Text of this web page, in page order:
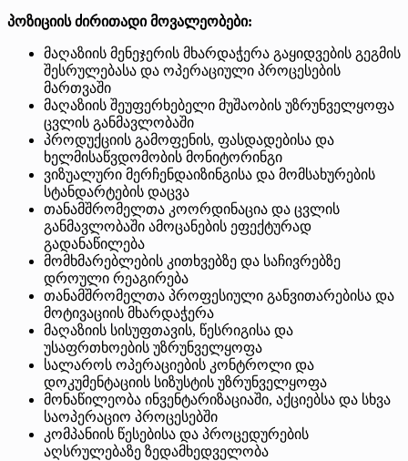
პოზიციის ძირითადი მოვალეობები:
მაღაზიის მენეჯერის მხარდაჭერა გაყიდვების გეგმის
შესრულებასა და ოპერაციული პროცესების
მართვაში
მაღაზიის შეუფერხებელი მუშაობის უზრუნველყოფა
ცვლის განმავლობაში
პროდუქციის გამოფენის, ფასდადებისა და
ხელმისაწვდომობის მონიტორინგი
ვიზუალური მერჩენდაიზინგისა და მომსახურების
სტანდარტების დაცვა
თანამშრომელთა კოორდინაცია და ცვლის
განმავლობაში ამოცანების ეფექტურად
გადანაწილება
მომხმარებლების კითხვებზე და საჩივრებზე
დროული რეაგირება
თანამშრომელთა პროფესიული განვითარებისა და
მოტივაციის მხარდაჭერა
მაღაზიის სისუფთავის, წესრიგისა და
უსაფრთხოების უზრუნველყოფა
სალაროს ოპერაციების კონტროლი და
დოკუმენტაციის სიზუსტის უზრუნველყოფა
მონაწილეობა ინვენტარიზაციაში, აქციებსა და სხვა
საოპერაციო პროცესებში
კომპანიის წესებისა და პროცედურების
აღსრულებაზე ზედამხედველობა